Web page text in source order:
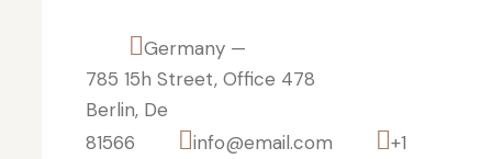
Germany —
785 15h Street, Office 478
Berlin, De
81566
info@email.com
+1